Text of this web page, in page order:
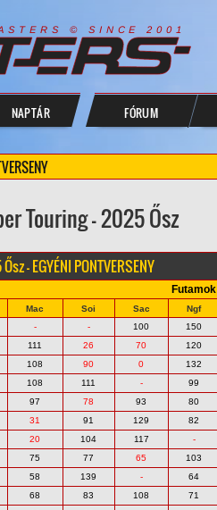
S T E R S © S I N C E 2 0 0 1
NAPTÁR FÓRUM
Touring - 2025 Ősz
- EGYÉNI PONTVERSENY
Futamok
Mac Soi Sac Ngf
- - 100 150
111 26 70 120
108 90 0 132
108 111 - 99
97 78 93 80
31 91 129 82
20 104 117 -
75 77 65 103
58 139 - 64
68 83 108 71